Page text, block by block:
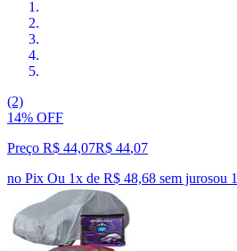
(2)
14% OFF
Preço R$ 44,07R$ 44,07
no Pix Ou 1x de R$ 48,68 sem jurosou 1